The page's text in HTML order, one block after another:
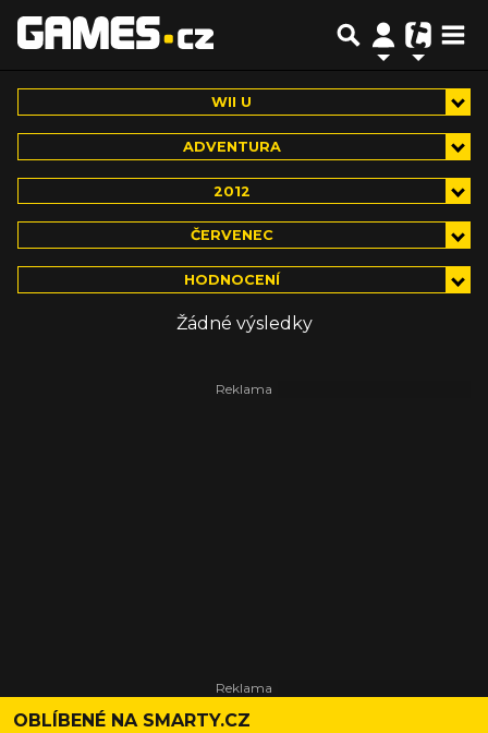
WII U
ADVENTURA
2012
ČERVENEC
HODNOCENÍ
Žádné výsledky
OBLÍBENÉ NA SMARTY.CZ